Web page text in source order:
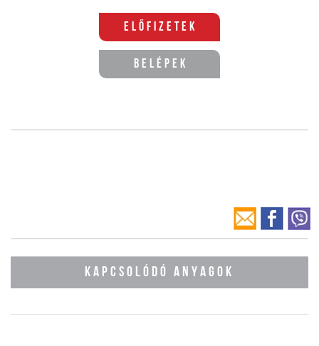
Előfizetek
Belépek
KAPCSOLÓDÓ ANYAGOK